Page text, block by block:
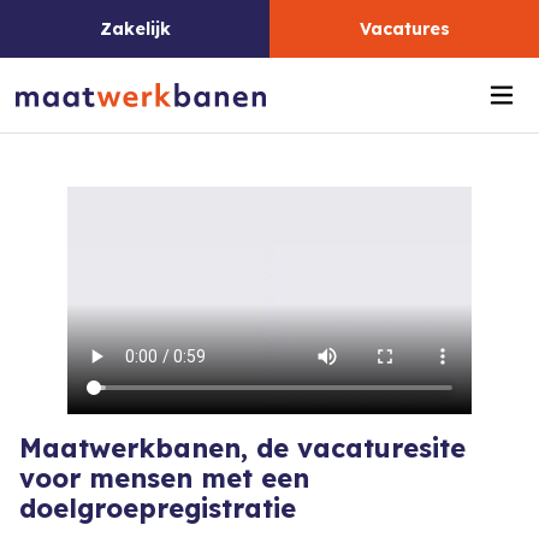
Zakelijk Vacatures
Maatwerkbanen, de vacaturesite
voor mensen met een
doelgroepregistratie